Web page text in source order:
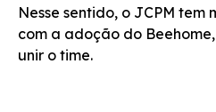
Nesse sentido, o JCPM tem
com a adoção do Beehome
unir o time.